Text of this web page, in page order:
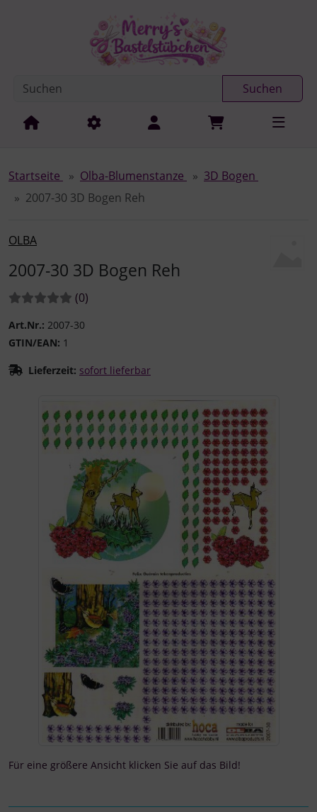
Springe zur Navigation
Suchen
Startseite Olba-Blumenstanze
3D Bogen
2007-30 3D Bogen Reh
OLBA
2007-30 3D Bogen Reh
Bewertungen:
(0Bewertungen
)
Art.Nr.: 2007-30
GTIN/EAN: 1
Lieferzeit: sofort lieferbar
Wenn mehr als ein Produktbild existiert, können Sie die
Für eine größere Ansicht klicken Sie auf das Bild!